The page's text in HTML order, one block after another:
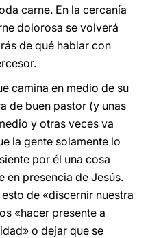
carne. En la cercanía
dolorosa se volverá
de qué hablar con
camina en medio de su
de buen pastor (y unas
y otras veces va
la gente solamente lo
por él una cosa
en presencia de Jesús.
de «discernir nuestra
«hacer presente a
o dejar que se